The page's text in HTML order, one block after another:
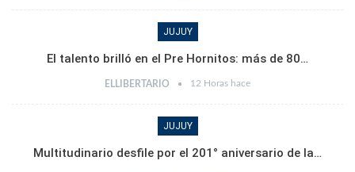
JUJUY
El talento brilló en el Pre Hornitos: más de 80…
ELLIBERTARIO 12 Horas hace
JUJUY
Multitudinario desfile por el 201° aniversario de la…